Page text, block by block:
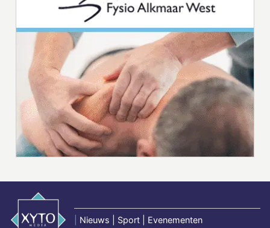
Nieuws | Sport | Evenementen